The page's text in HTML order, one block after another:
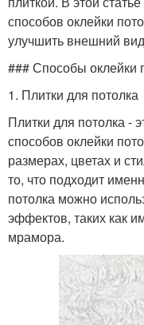
способов оклейки
улучшить внешний
### Способы оклейки
1. Плитки для потолка
Плитки для потолка -
способов оклейки
размерах, цветах и
то, что подходит
потолка можно
эффектов, таких как
мрамора.